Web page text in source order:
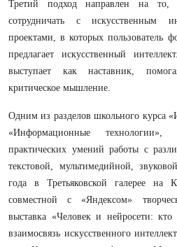
Третий подход направлен на то,
сотрудничать с искусственным
проектами, в которых пользователь
предлагает искусственный
выступает как наставник,
критическое мышление.
Одним из разделов школьного курса
«Информационные технологии»,
практических умений работы с
текстовой, мультимедийной,
года в Третьяковской галерее на
совместной с «Яндексом»
выставка «Человек и нейросети: кто
взаимосвязь искусственного